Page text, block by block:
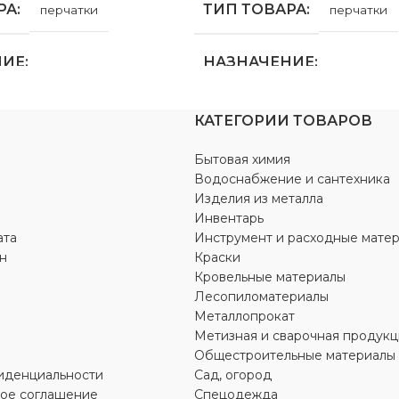
перчатки ТИП ТОВАРА перчатки
НАЗНАЧЕНИЕ
бытовых нужд
ВИД РАБОТ
МАТЕРИАЛ
ПВХ,хлопчатобумажная ткань
ОСОБЕННОСТИ
повышенной прочности
соглашение
КАТЕГОРИИ ТОВАРОВ
Бытовая химия
Водоснабжение и сантехника
Изделия из металла
Инвентарь
Инструмент и расходные
Краски
Кровельные материалы
Лесопиломатериалы
Металлопрокат
Метизная и сварочная
Общестроительные материалы
Сад, огород
Спецодежда